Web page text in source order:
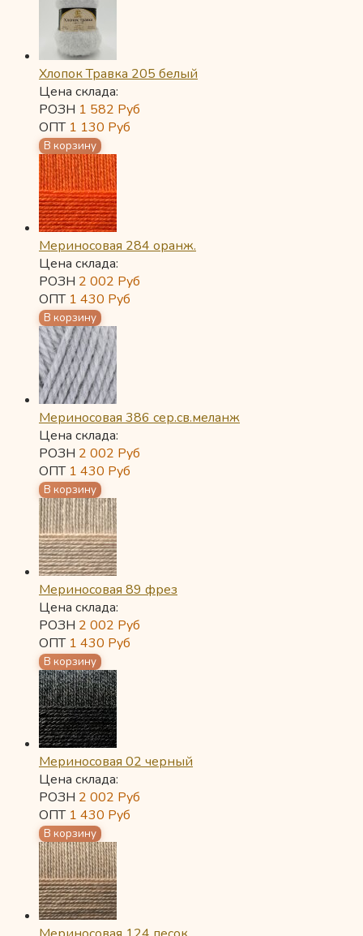
Хлопок Травка 205 белый
Цена склада:
РОЗН 1 582 Руб
ОПТ 1 130 Руб
Мериносовая 284 оранж.
Цена склада:
РОЗН 2 002 Руб
ОПТ 1 430 Руб
Мериносовая 386 сер.св.меланж
Цена склада:
РОЗН 2 002 Руб
ОПТ 1 430 Руб
Мериносовая 89 фрез
Цена склада:
РОЗН 2 002 Руб
ОПТ 1 430 Руб
Мериносовая 02 черный
Цена склада:
РОЗН 2 002 Руб
ОПТ 1 430 Руб